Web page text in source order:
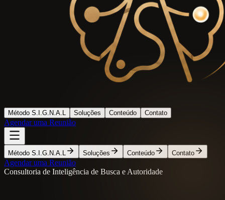
Método S.I.G.N.A.L Soluções Conteúdo Contato
Agendar uma Reunião
Método S.I.G.N.A.L Soluções Conteúdo Contato
Agendar uma Reunião
Consultoria de Inteligência de Busca e Autoridade